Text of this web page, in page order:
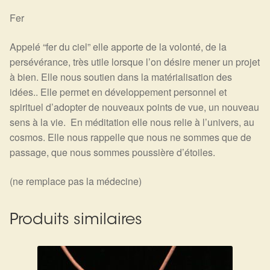
Panier
Fer
Appelé “fer du ciel” elle apporte de la volonté, de la
persévérance, très utile lorsque l’on désire mener un projet
à bien. Elle nous soutien dans la matérialisation des
idées.. Elle permet en développement personnel et
spirituel d’adopter de nouveaux points de vue, un nouveau
sens à la vie. En méditation elle nous relie à l’univers, au
cosmos. Elle nous rappelle que nous ne sommes que de
passage, que nous sommes poussière d’étoiles.
(ne remplace pas la médecine)
Produits similaires